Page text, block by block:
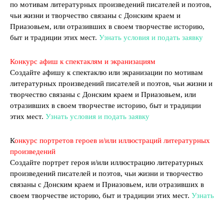
по мотивам литературных произведений писателей и поэтов,
чьи жизни и творчество связаны с Донским краем и
Приазовьем, или отразивших в своем творчестве историю,
быт и традиции этих мест. Узнать условия и подать заявку
Конкурс афиш к спектаклям и экранизациям
Создайте афишу к спектаклю или экранизации по мотивам
литературных произведений писателей и поэтов, чьи жизни и
творчество связаны с Донским краем и Приазовьем, или
отразивших в своем творчестве историю, быт и традиции
этих мест. Узнать условия и подать заявку
Конкурс портретов героев и/или иллюстраций литературных
произведений
Создайте портрет героя и/или иллюстрацию литературных
произведений писателей и поэтов, чьи жизни и творчество
связаны с Донским краем и Приазовьем, или отразивших в
своем творчестве историю, быт и традиции этих мест. Узнать